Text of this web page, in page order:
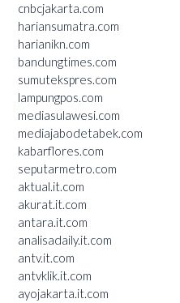
cnbcjakarta.com
hariansumatra.com
harianikn.com
bandungtimes.com
sumutekspres.com
lampungpos.com
mediasulawesi.com
mediajabodetabek.com
kabarflores.com
seputarmetro.com
aktual.it.com
akurat.it.com
antara.it.com
analisadaily.it.com
antv.it.com
antvklik.it.com
ayojakarta.it.com